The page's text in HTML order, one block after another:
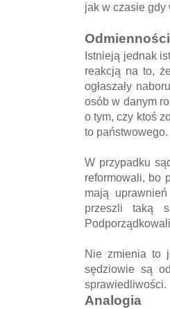
jak w czasie
Odmienności
Istnieją jednak
reakcją na to,
ogłaszały
osób w danym
o tym, czy ktoś
to państwowego.
W przypadku
reformowali, bo
mają
przeszli taką
Nie zmienia to
sędziowie są
sprawiedliwości.
Analogia